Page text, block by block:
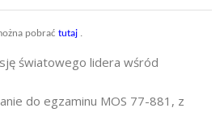
pobrać tutaj .
światowego lidera wśród
do egzaminu MOS 77-881, z